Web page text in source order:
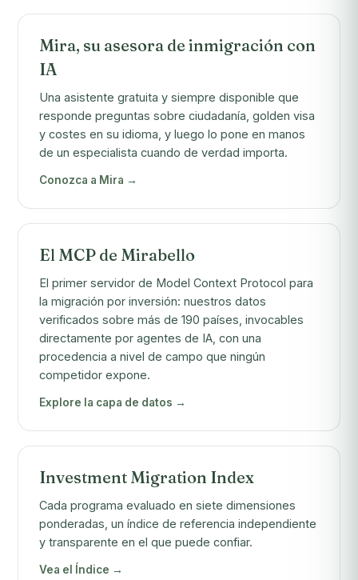
Mira, su asesora de inmigración con
IA
Una asistente gratuita y siempre disponible que
responde preguntas sobre ciudadanía, golden visa
y costes en su idioma, y luego lo pone en manos
de un especialista cuando de verdad importa.
Conozca a Mira →
El MCP de Mirabello
El primer servidor de Model Context Protocol para
la migración por inversión: nuestros datos
verificados sobre más de 190 países, invocables
directamente por agentes de IA, con una
procedencia a nivel de campo que ningún
competidor expone.
Explore la capa de datos →
Investment Migration Index
Cada programa evaluado en siete dimensiones
ponderadas, un índice de referencia independiente
y transparente en el que puede confiar.
Vea el Índice →